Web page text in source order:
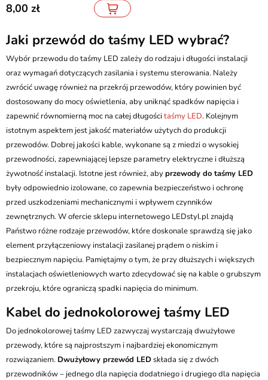
8,00
Jaki przewód do taśmy LED wybrać?
Wybór przewodu do taśmy LED zależy do rodzaju i długości instalacji
oraz wymagań dotyczących zasilania i systemu sterowania. Należy
zwrócić uwagę również na przekrój przewodów, który powinien być
dostosowany do mocy oświetlenia, aby uniknąć spadków napięcia i
zapewnić równomierną moc na całej długościtaśmy LED. Kolejnym
istotnym aspektem jest jakość materiałów użytych do produkcji
przewodów. Dobrej jakości kable, wykonane są z miedzi o wysokiej
przewodności, zapewniającej lepsze parametry elektryczne i dłuższą
żywotność instalacji. Istotne jest również, abyprzewody do taśmy LED
były odpowiednio izolowane, co zapewnia bezpieczeństwo i ochronę
przed uszkodzeniami mechanicznymi i wpływem czynników
zewnętrznych. W ofercie sklepu internetowego LEDstyl.pl znajdą
Państwo różne rodzaje przewodów, które doskonale sprawdzą się jako
element przyłączeniowy instalacji zasilanej prądem o niskim i
bezpiecznym napięciu. Pamiętajmy o tym, że przy dłuższych i większych
instalacjach oświetleniowych warto zdecydować się na kable o grubszym
przekroju, które ograniczą spadki napięcia do minimum.
Kabel do jednokolorowej taśmy LED
Do jednokolorowej taśmy LED zazwyczaj wystarczają dwużyłowe
przewody, które są najprostszym i najbardziej ekonomicznym
rozwiązaniem. Dwużyłowy przewód LEDskłada się z dwóch
przewodników – jednego dla napięcia dodatniego i drugiego dla napięcia